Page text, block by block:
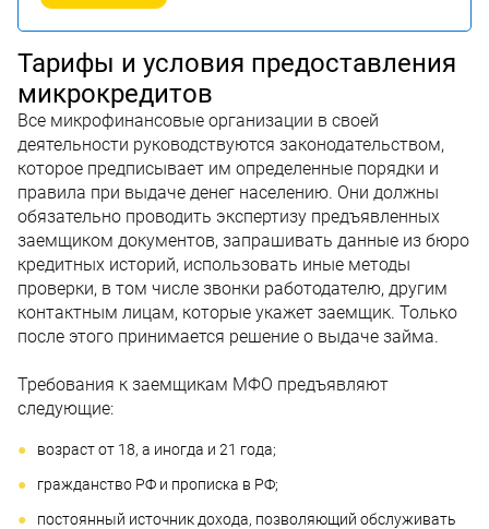
Тарифы и условия предоставления
микрокредитов
Все микрофинансовые организации в своей
деятельности руководствуются законодательством,
которое предписывает им определенные порядки и
правила при выдаче денег населению. Они должны
обязательно проводить экспертизу предъявленных
заемщиком документов, запрашивать данные из бюро
кредитных историй, использовать иные методы
проверки, в том числе звонки работодателю, другим
контактным лицам, которые укажет заемщик. Только
после этого принимается решение о выдаче займа.
Требования к заемщикам МФО предъявляют
следующие:
возраст от 18, а иногда и 21 года;
гражданство РФ и прописка в РФ;
постоянный источник дохода, позволяющий обслуживать